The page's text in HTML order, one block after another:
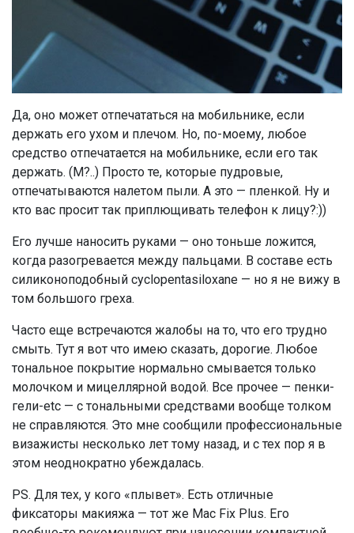
Да, оно может отпечататься на мобильнике, если
держать его ухом и плечом. Но, по-моему, любое
средство отпечатается на мобильнике, если его так
держать. (М?..) Просто те, которые пудровые,
отпечатываются налетом пыли. А это — пленкой. Ну и
кто вас просит так приплющивать телефон к лицу?:))
Его лучше наносить руками — оно тоньше ложится,
когда разогревается между пальцами. В составе есть
силиконоподобный cyclopentasiloxane — но я не вижу в
том большого греха.
Часто еще встречаются жалобы на то, что его трудно
смыть. Тут я вот что имею сказать, дорогие. Любое
тональное покрытие нормально смывается только
молочком и мицеллярной водой. Все прочее — пенки-
гели-etc — c тональными средствами вообще толком
не справляются. Это мне сообщили профессиональные
визажисты несколько лет тому назад, и с тех пор я в
этом неоднократно убеждалась.
PS. Для тех, у кого «плывет». Есть отличные
фиксаторы макияжа — тот же Mac Fix Plus. Его